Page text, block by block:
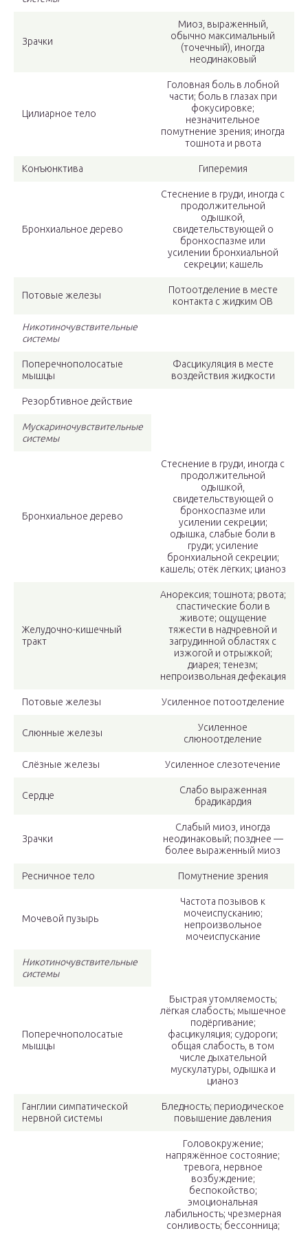
Зрачки
Миоз, выраженный,
обычно максимальный
(точечный), иногда
неодинаковый
Цилиарное тело
Головная боль в лобной
части; боль в глазах при
фокусировке;
незначительное
помутнение зрения; иногда
тошнота и рвота
Конъюнктива Гиперемия
Бронхиальное дерево
Стеснение в груди, иногда с
продолжительной
одышкой,
свидетельствующей о
бронхоспазме или
усилении бронхиальной
секреции; кашель
Потовые железы
Потоотделение в месте
контакта с жидким ОВ
Никотиночувствительные
системы
Поперечнополосатые
мышцы
Фасцикуляция в месте
воздействия жидкости
Резорбтивное действие
Мускариночувствительные
системы
Бронхиальное дерево
Стеснение в груди, иногда с
продолжительной
одышкой,
свидетельствующей о
бронхоспазме или
усилении секреции;
одышка, слабые боли в
груди; усиление
бронхиальной секреции;
кашель; отёк лёгких; цианоз
Желудочно-кишечный
тракт
Анорексия; тошнота; рвота;
спастические боли в
животе; ощущение
тяжести в надчревной и
загрудинной областях с
изжогой и отрыжкой;
диарея; тенезм;
непроизвольная дефекация
Потовые железы Усиленное потоотделение
Слюнные железы
Усиленное
слюноотделение
Слёзные железы Усиленное слезотечение
Сердце
Слабо выраженная
брадикардия
Зрачки
Слабый миоз, иногда
неодинаковый; позднее —
более выраженный миоз
Ресничное тело Помутнение зрения
Мочевой пузырь
Частота позывов к
мочеиспусканию;
непроизвольное
мочеиспускание
Никотиночувствительные
системы
Поперечнополосатые
мышцы
Быстрая утомляемость;
лёгкая слабость; мышечное
подёргивание;
фасцикуляция; судороги;
общая слабость, в том
числе дыхательной
мускулатуры, одышка и
цианоз
Ганглии симпатической
нервной системы
Бледность; периодическое
повышение давления
Головокружение;
напряжённое состояние;
тревога, нервное
возбуждение;
беспокойство;
эмоциональная
лабильность; чрезмерная
сонливость; бессонница;